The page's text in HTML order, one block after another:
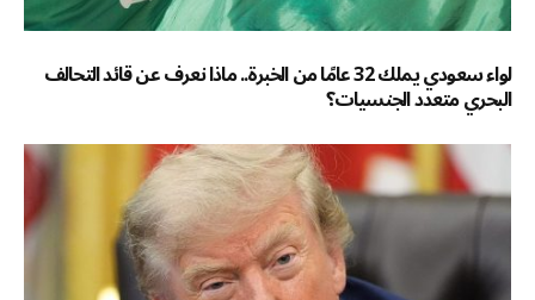
لواء سعودي يملك 32 عامًا من الخبرة.. ماذا نعرف عن قائد التحالف
البحري متعدد الجنسيات؟